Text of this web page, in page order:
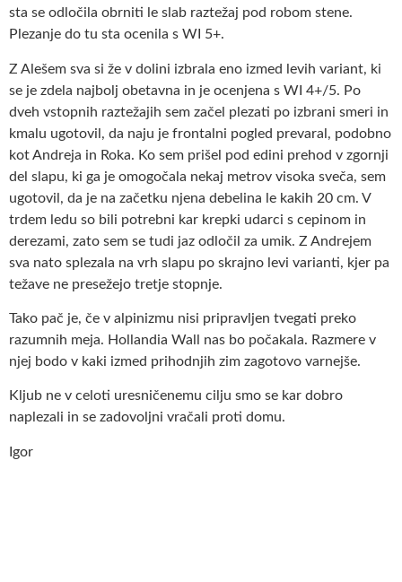
sta se odločila obrniti le slab raztežaj pod robom stene.
Plezanje do tu sta ocenila s WI 5+.
Z Alešem sva si že v dolini izbrala eno izmed levih variant, ki
se je zdela najbolj obetavna in je ocenjena s WI 4+/5. Po
dveh vstopnih raztežajih sem začel plezati po izbrani smeri in
kmalu ugotovil, da naju je frontalni pogled prevaral, podobno
kot Andreja in Roka. Ko sem prišel pod edini prehod v zgornji
del slapu, ki ga je omogočala nekaj metrov visoka sveča, sem
ugotovil, da je na začetku njena debelina le kakih 20 cm. V
trdem ledu so bili potrebni kar krepki udarci s cepinom in
derezami, zato sem se tudi jaz odločil za umik. Z Andrejem
sva nato splezala na vrh slapu po skrajno levi varianti, kjer pa
težave ne presežejo tretje stopnje.
Tako pač je, če v alpinizmu nisi pripravljen tvegati preko
razumnih meja. Hollandia Wall nas bo počakala. Razmere v
njej bodo v kaki izmed prihodnjih zim zagotovo varnejše.
Kljub ne v celoti uresničenemu cilju smo se kar dobro
naplezali in se zadovoljni vračali proti domu.
Igor